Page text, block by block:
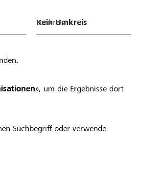
Umkreis
», um die Ergebnisse dort
Suchbegriff oder verwende